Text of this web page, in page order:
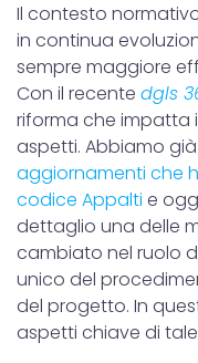
Il contesto
in continua
sempre maggiore
Con il recente dgls
riforma che impatta
aspetti. Abbiamo
aggiornamenti che
codice Appalti e
dettaglio una delle
cambiato nel ruolo
unico del
del progetto. In
aspetti chiave di